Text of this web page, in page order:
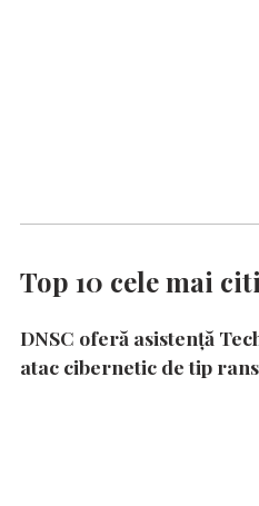
Top 10 cele mai
DNSC oferă asistență
atac cibernetic de tip